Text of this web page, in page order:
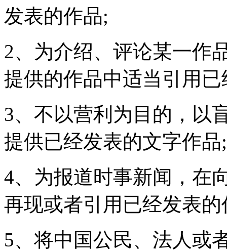
发表的作品;
2、为介绍、评论某一作
提供的作品中适当引用
3、不以营利为目的，以
提供已经发表的文字作品;
4、为报道时事新闻，在
再现或者引用已经发表的
5、将中国公民、法人或